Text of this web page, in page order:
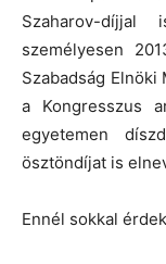
Szaharov-
személyesen
Szabadság
a Kongresszus
egyetemen
ösztöndíjat is
Ennél sokkal